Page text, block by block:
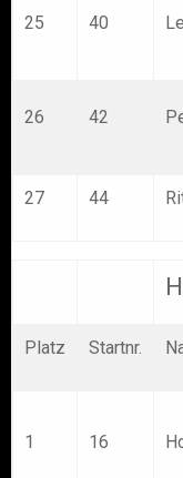
25 40
26 42
27 44
Platz Startnr.
1 16